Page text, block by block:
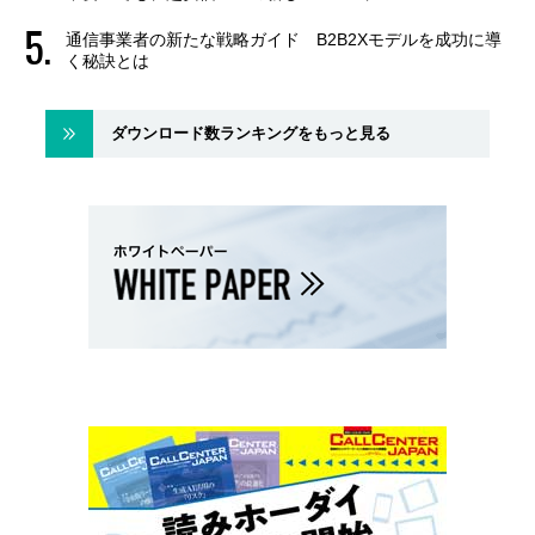
通信事業者の新たな戦略ガイド B2B2Xモデルを成功に導
く秘訣とは
ダウンロード数ランキングをもっと見る